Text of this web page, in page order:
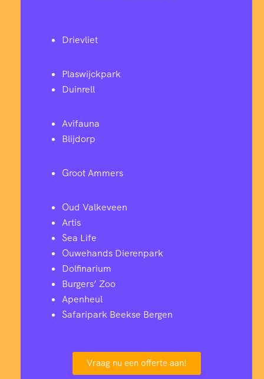
Drievliet
Plaswijckpark
Duinrell
Avifauna
Blijdorp
Groot Ammers
Oud Valkeveen
Artis
Sea Life
Ouwehands Dierenpark
Dolfinarium
Burgers’ Zoo
Apenheul
Safaripark Beekse Bergen
Vraag nu een offerte aan!